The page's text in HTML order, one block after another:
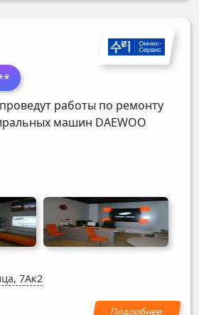
работы по ремонту
машин DAEWOO
7Ак2